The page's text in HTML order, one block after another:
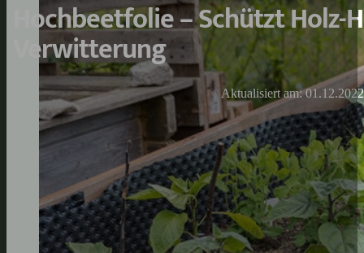
Hochbeetfolie – Schützt
Verwitterung
Aktualisiert am: 01.12.2022